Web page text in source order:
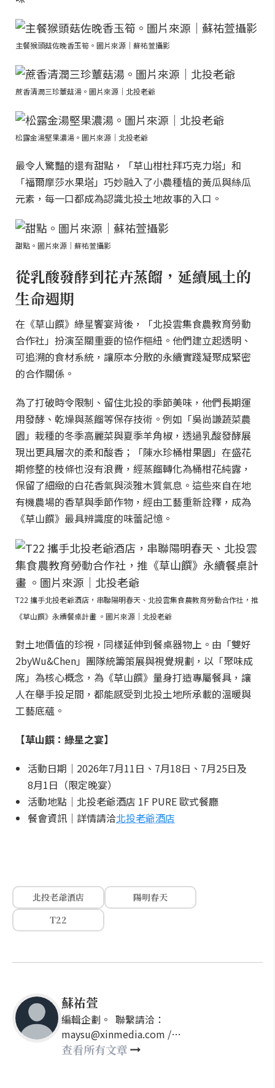
主餐猴頭菇佐晚香玉筍。圖片來源｜蘇祐萱攝影
蔗香清潤三珍蕈菇湯。圖片來源｜北投老爺
松露金湯堅果濃湯。圖片來源｜北投老爺
最令人驚豔的還有甜點，「草山柑杜拜巧克力塔」和
「福爾摩莎水果塔」巧妙融入了小農種植的黃瓜與絲瓜
元素，每一口都成為認識北投土地故事的入口。
甜點。圖片來源｜蘇祐萱攝影
從乳酸發酵到花卉蒸餾，延續風土的
生命週期
在《草山饌》綠星饗宴背後，「北投雲集食農教育勞動
合作社」扮演至關重要的協作樞紐。他們建立起透明、
可追溯的食材系統，讓原本分散的永續實踐凝聚成緊密
的合作關係。
為了打破時令限制、留住北投的季節美味，他們長期運
用發酵、乾燥與蒸餾等保存技術。例如「吳尚謙蔬菜農
園」栽種的冬季高麗菜與夏季羊角椒，透過乳酸發酵展
現出更具層次的柔和酸香；「陳水珍桶柑果園」在盛花
期修整的枝條也沒有浪費，經蒸餾轉化為桶柑花純露，
保留了細緻的白花香氣與淡雅木質氣息。這些來自在地
有機農場的香草與季節作物，經由工藝重新詮釋，成為
《草山饌》最具辨識度的味蕾記憶。
T22 攜手北投老爺酒店，串聯陽明春天、北投雲集食農教育勞動合作社，推
《草山饌》永續餐桌計畫 。圖片來源｜北投老爺
對土地價值的珍視，同樣延伸到餐桌器物上。由「雙好
2byWu&Chen」團隊統籌策展與視覺規劃，以「聚味成
席」為核心概念，為《草山饌》量身打造專屬餐具，讓
人在舉手投足間，都能感受到北投土地所承載的溫暖與
工藝底蘊。
【草山饌：綠星之宴】
活動日期｜2026年7月11日、7月18日、7月25日及
8月1日（限定晚宴）
活動地點｜北投老爺酒店 1F PURE 歐式餐廳
餐會資訊｜詳情請洽北投老爺酒店
北投老爺酒店
陽明春天
T22
蘇祐萱
編輯企劃。 聯繫請洽：
maysu@xinmedia.com /
may860527@gmail.com
查看所有文章